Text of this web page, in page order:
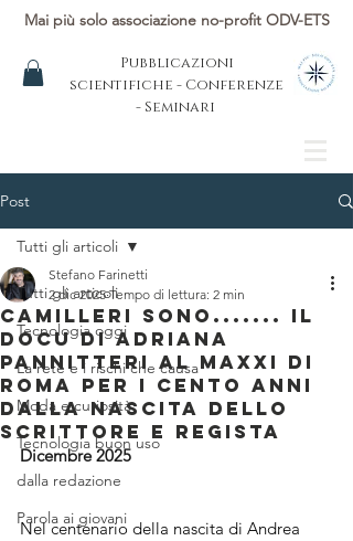
Mai più solo associazione no-profit ODV-ETS
Pubblicazioni
scientifiche - Conferenze
- Seminari
Post
Tutti gli articoli
Tecnologia oggi
La rete e i rischi che causa
Moda e curiosità
Tecnologia buon uso
dalla redazione
Parola ai giovani
Tutti gli articoli
Camilleri sono....... il
docu di Adriana
Pannitteri al MAXXI di
Roma per i cento anni
dalla nascita dello
scrittore e regista
Stefano Farinetti
2 dic 2025 Tempo di lettura: 2 min
Dicembre 2025
Nel centenario della nascita di Andrea